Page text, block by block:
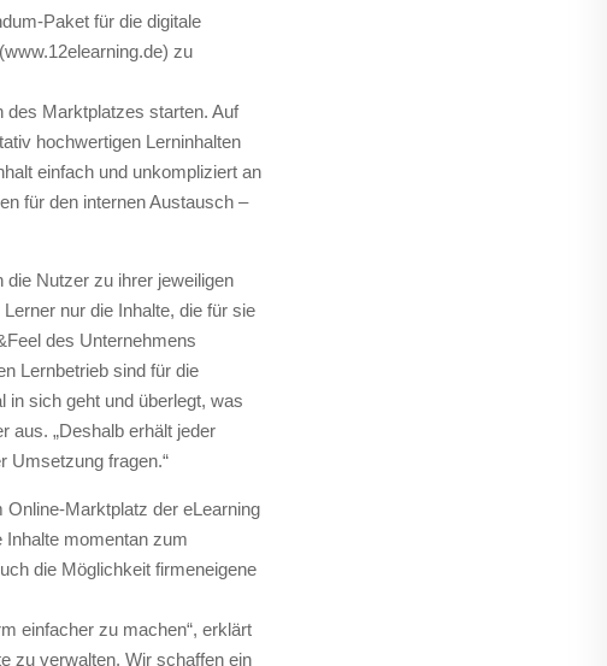
Paket für die digitale
zu
des Marktplatzes starten. Auf
hochwertigen Lerninhalten
einfach und unkompliziert an
für den internen Austausch –
die Nutzer zu ihrer jeweiligen
nur die Inhalte, die für sie
des Unternehmens
Lernbetrieb sind für die
in sich geht und überlegt, was
aus. „Deshalb erhält jeder
Umsetzung fragen.“
Marktplatz der eLearning
Inhalte momentan zum
die Möglichkeit firmeneigene
einfacher zu machen“, erklärt
zu verwalten. Wir schaffen ein